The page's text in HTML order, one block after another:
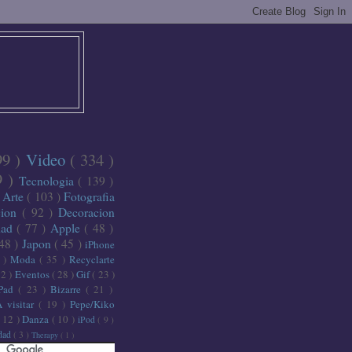
) Video ( 334 )
) Tecnologia ( 139 )
Arte ( 103 ) Fotografia
( 92 )Decoracion
( 77 ) Apple ( 48 )
) Japon ( 45 ) iPhone
) Moda ( 35 )Recyclarte
) Eventos ( 28 )Gif( 23 )
( 23 ) Bizarre ( 21 )
visitar ( 19 ) Pepe/Kiko
12 )Danza ( 10 ) iPod ( 9 )
( 3 ) Therapy ( 1 )